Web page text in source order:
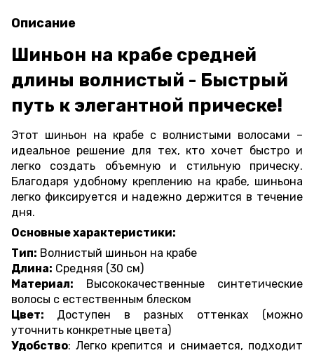
Описание
Шиньон на крабе средней
длины волнистый - Быстрый
путь к элегантной прическе!
Этот шиньон на крабе с волнистыми волосами –
идеальное решение для тех, кто хочет быстро и
легко создать объемную и стильную прическу.
Благодаря удобному креплению на крабе, шиньона
легко фиксируется и надежно держится в течение
дня.
Основные характеристики:
Тип: Волнистый шиньон на крабе
Длина: Средняя (30 см)
Материал: Высококачественные синтетические
волосы с естественным блеском
Цвет: Доступен в разных оттенках (можно
уточнить конкретные цвета)
Удобство: Легко крепится и снимается, подходит